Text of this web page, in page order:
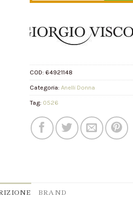
COD: 64921148
Categoria: Anelli Donna
Tag: 0526
BRAND